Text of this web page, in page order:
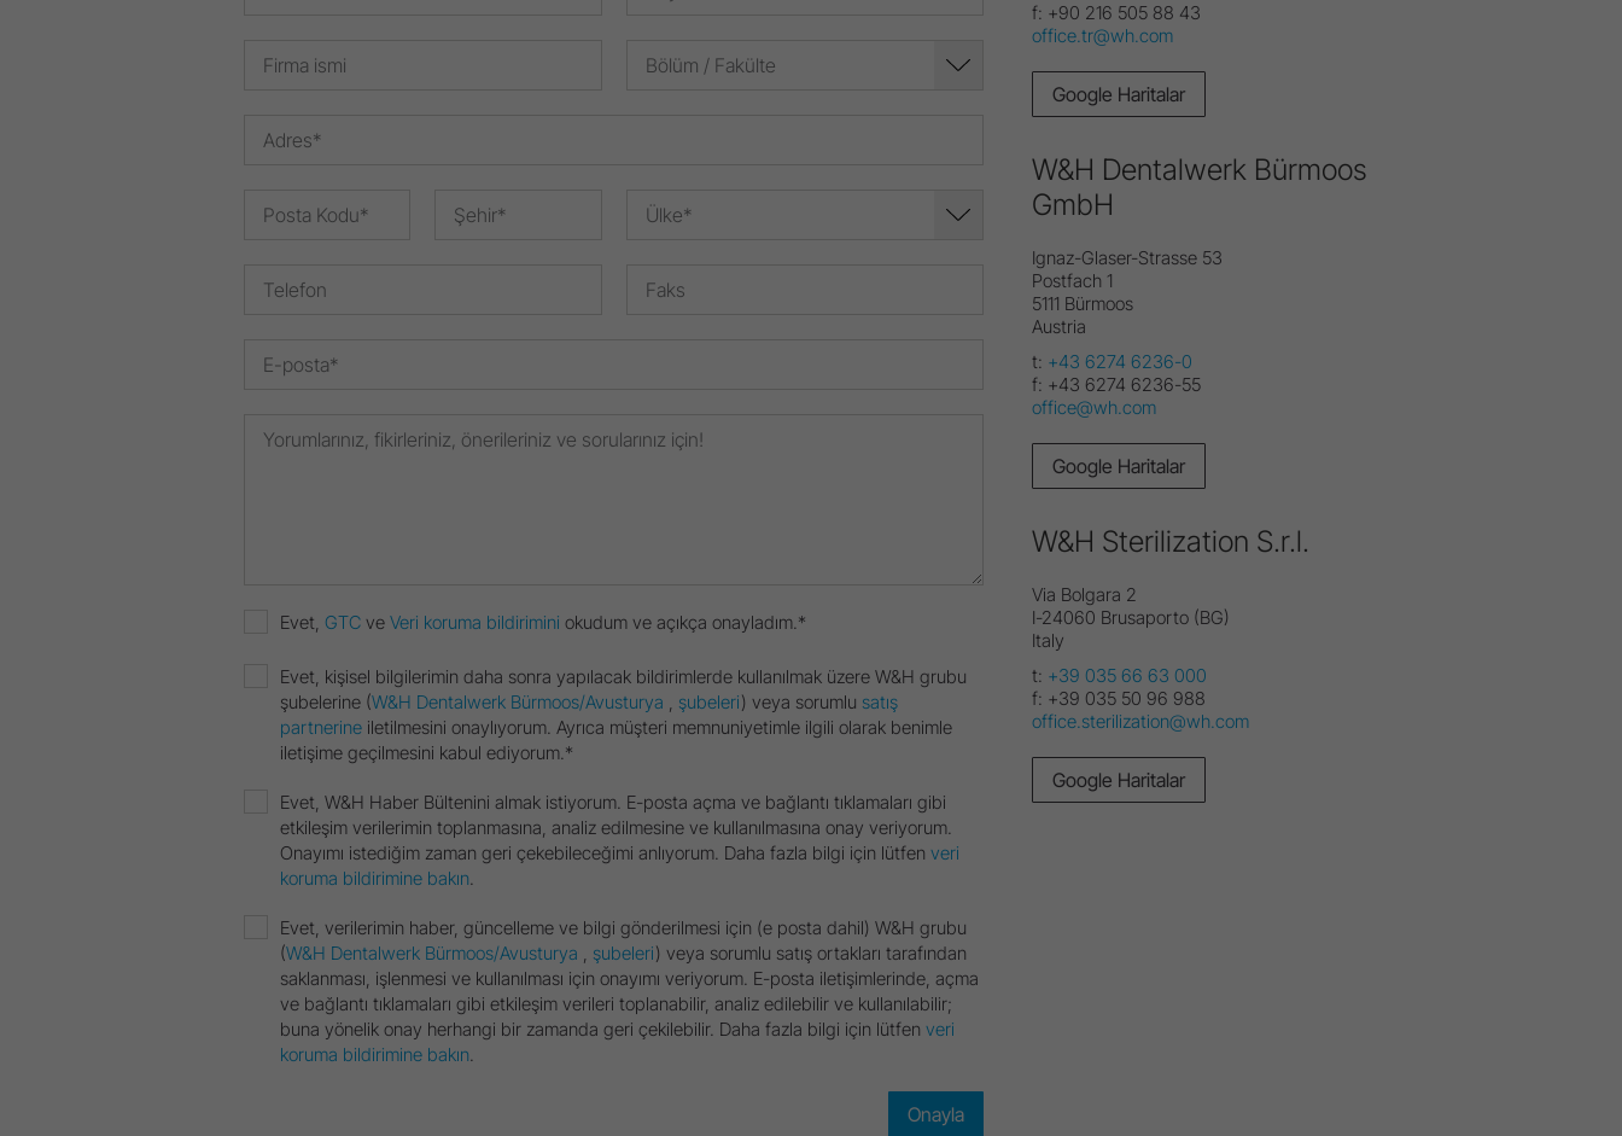
Bölüm / Fakülte
Ülke*
Evet, GTC ve Veri koruma bildirimini okudum ve açıkça onayladım.*
Evet, kişisel bilgilerimin daha sonra yapılacak bildirimlerde kullanılmak üzere W&H grubu
şubelerine (W&H Dentalwerk Bürmoos/Avusturya , şubeleri) veya sorumlu satış
partnerine iletilmesini onaylıyorum. Ayrıca müşteri memnuniyetimle ilgili olarak benimle
iletişime geçilmesini kabul ediyorum.*
Evet, W&H Haber Bültenini almak istiyorum. E-posta açma ve bağlantı tıklamaları gibi
etkileşim verilerimin toplanmasına, analiz edilmesine ve kullanılmasına onay veriyorum.
Onayımı istediğim zaman geri çekebileceğimi anlıyorum. Daha fazla bilgi için lütfen veri
koruma bildirimine bakın.
Evet, verilerimin haber, güncelleme ve bilgi gönderilmesi için (e posta dahil) W&H grubu
(W&H Dentalwerk Bürmoos/Avusturya , şubeleri) veya sorumlu satış ortakları tarafından
saklanması, işlenmesi ve kullanılması için onayımı veriyorum. E-posta iletişimlerinde, açma
ve bağlantı tıklamaları gibi etkileşim verileri toplanabilir, analiz edilebilir ve kullanılabilir;
buna yönelik onay herhangi bir zamanda geri çekilebilir. Daha fazla bilgi için lütfen veri
koruma bildirimine bakın.
f: +90 216 505 88 43
office.tr@wh.com
Google Haritalar
W&H Dentalwerk Bürmoos
GmbH
Ignaz-Glaser-Strasse 53
Postfach 1
5111 Bürmoos
Austria
t: +43 6274 6236-0
f: +43 6274 6236-55
office@wh.com
Google Haritalar
W&H Sterilization S.r.l.
Via Bolgara 2
I-24060 Brusaporto (BG)
Italy
t: +39 035 66 63 000
f: +39 035 50 96 988
office.sterilization@wh.com
Google Haritalar